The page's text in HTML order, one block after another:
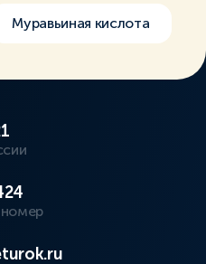
Муравьиная кислота